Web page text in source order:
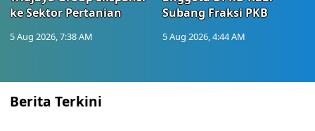
ke Sektor Pertanian
5 Aug 2026, 7:38 AM
Subang Fraksi PKB
5 Aug 2026, 4:44 AM
Berita Terkini